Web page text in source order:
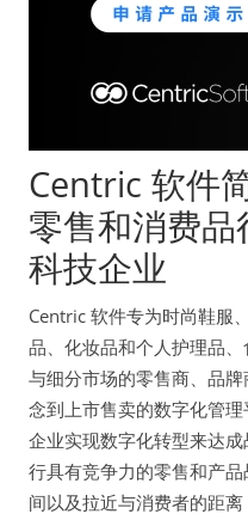
Centric 软件
零售和消费
科技企业
Centric 软件专为时尚鞋服
品、化妆品和个人护理品
与细分市场的零售商、品
念到上市售卖的数字化管
企业实现数字化转型来达
行具有竞争力的零售和产
间以及拉近与消费者的距